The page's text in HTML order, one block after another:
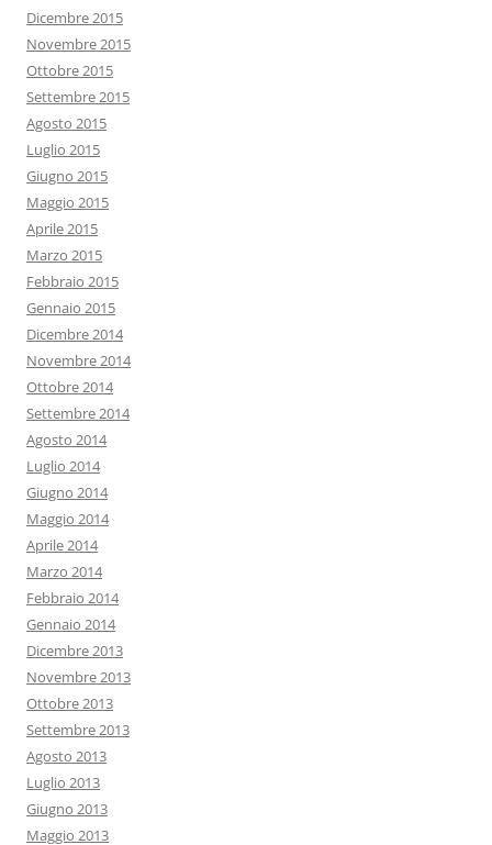
Dicembre 2015
Novembre 2015
Ottobre 2015
Settembre 2015
Agosto 2015
Luglio 2015
Giugno 2015
Maggio 2015
Aprile 2015
Marzo 2015
Febbraio 2015
Gennaio 2015
Dicembre 2014
Novembre 2014
Ottobre 2014
Settembre 2014
Agosto 2014
Luglio 2014
Giugno 2014
Maggio 2014
Aprile 2014
Marzo 2014
Febbraio 2014
Gennaio 2014
Dicembre 2013
Novembre 2013
Ottobre 2013
Settembre 2013
Agosto 2013
Luglio 2013
Giugno 2013
Maggio 2013